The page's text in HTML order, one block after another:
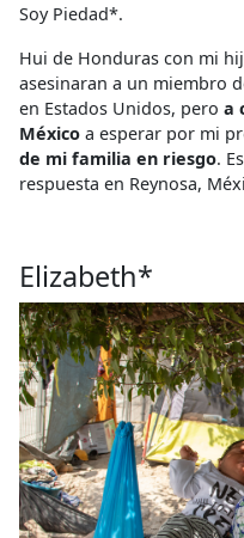
Soy Piedad*.
Hui de Honduras con mi
asesinaran a un miembro
en Estados Unidos, pero a
México a esperar por mi
de mi familia en riesgo.
respuesta en Reynosa,
Elizabeth*